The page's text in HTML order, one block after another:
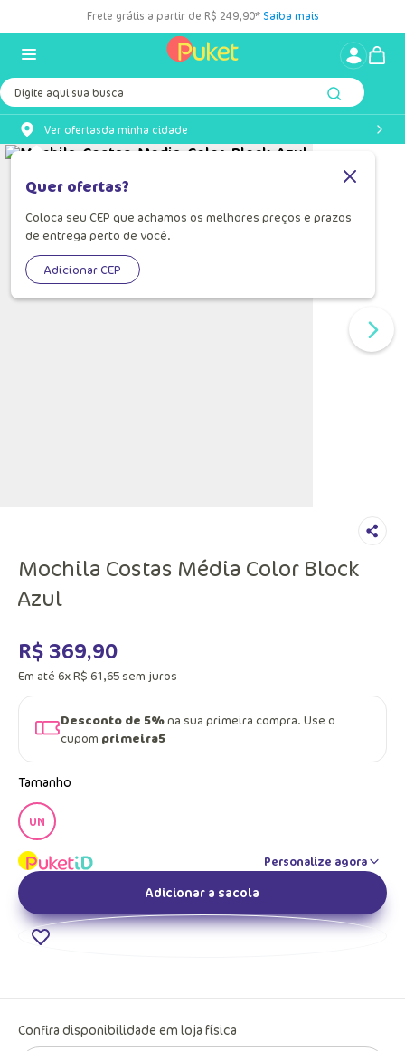
Frete grátis a partir de R$ 249,90* Saiba mais
Digite aqui sua busca
Ver ofertasda minha cidade
Quer ofertas?
Coloca seu CEP que achamos os melhores preços e prazos
de entrega perto de você.
Adicionar CEP
Mochila Costas Média Color Block
Azul
R$ 369,90
Em até 6xR$ 61,65 sem juros
Desconto de 5%na sua primeira compra. Use o
cupom primeira5
Tamanho
UN
Personalize agora
Adicionar a sacola
Confira disponibilidade em loja física